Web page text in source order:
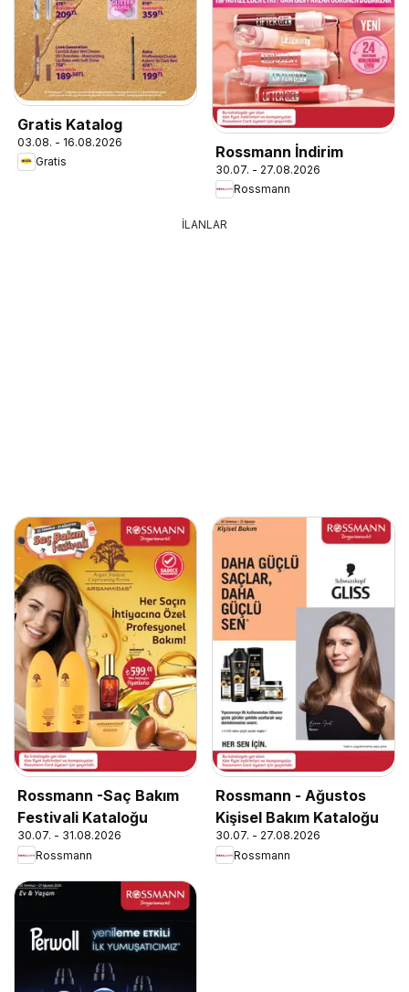
Gratis Katalog
03.08. - 16.08.2026
Gratis
Rossmann İndirim
30.07. - 27.08.2026
Rossmann
İLANLAR
Rossmann -Saç Bakım
Festivali Kataloğu
30.07. - 31.08.2026
Rossmann
Rossmann - Ağustos
Kişisel Bakım Kataloğu
30.07. - 27.08.2026
Rossmann